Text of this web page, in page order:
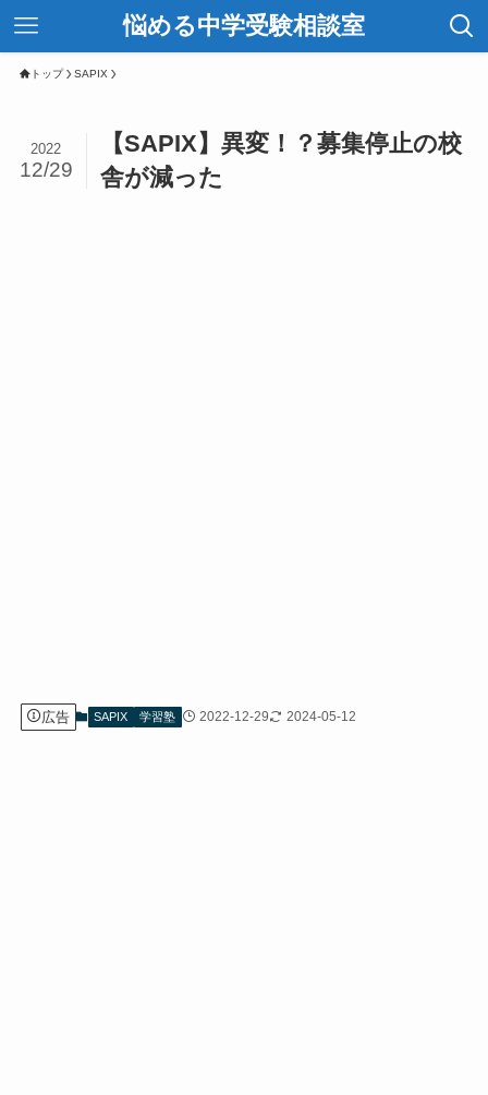
悩める中学受験相談室
トップ SAPIX
【SAPIX】異変！？募集停止の校
舎が減った
2022
12/29
広告 SAPIX 学習塾 2022-12-29 2024-05-12